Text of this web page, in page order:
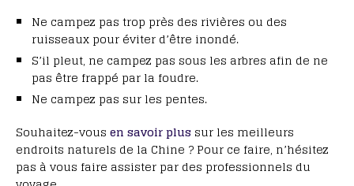
Ne campez pas trop près des rivières ou des
ruisseaux pour éviter d’être inondé.
S’il pleut, ne campez pas sous les arbres afin de ne
pas être frappé par la foudre.
Ne campez pas sur les pentes.
Souhaitez-vous en savoir plus sur les meilleurs
endroits naturels de la Chine ? Pour ce faire, n’hésitez
pas à vous faire assister par des professionnels du